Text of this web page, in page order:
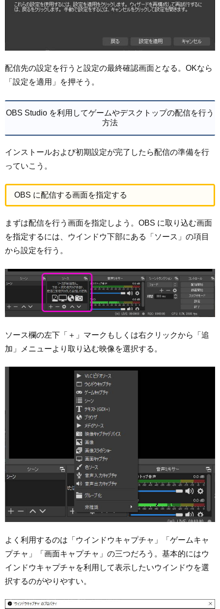
配信先の設定を行うと設定の最終確認画面となる。OKなら
「設定を適用」を押そう。
OBS Studio を利用してゲームやデスクトップの配信を行う
方法
インストールおよび初期設定が完了したら配信の準備を行
っていこう。
OBS に配信する画面を指定する
まずは配信を行う画面を指定しよう。OBS に取り込む画面
を指定するには、ウインドウ下部にある「ソース」の項目
から設定を行う。
ソース欄の左下「＋」マークもしくは右クリックから「追
加」メニューより取り込む映像を選択する。
よく利用するのは「ウインドウキャプチャ」「ゲームキャ
プチャ」「画面キャプチャ」の三つだろう。基本的にはウ
インドウキャプチャを利用して表示したいウインドウを選
択するのがやりやすい。